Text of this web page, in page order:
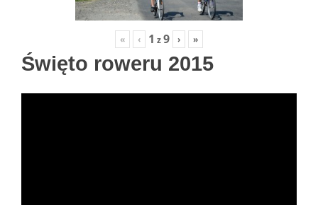
« ‹ 1 z9 › »
Święto roweru 2015